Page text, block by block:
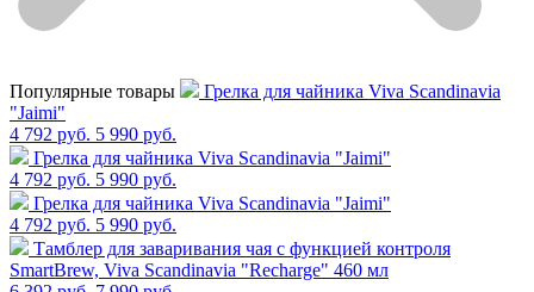
Популярные товары
Грелка для чайника Viva Scandinavia
"Jaimi"
4 792 руб. 5 990 руб.
Грелка для чайника Viva Scandinavia "Jaimi"
4 792 руб. 5 990 руб.
Грелка для чайника Viva Scandinavia "Jaimi"
4 792 руб. 5 990 руб.
Тамблер для заваривания чая с функцией контроля
SmartBrew, Viva Scandinavia "Recharge" 460 мл